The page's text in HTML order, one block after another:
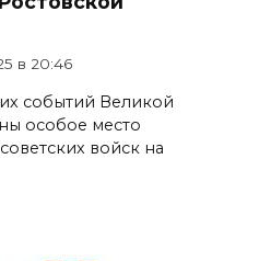
в 20:46
событий Великой
особое место
войск на